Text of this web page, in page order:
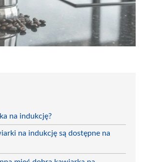
na indukcję?
na indukcję są dostępne na